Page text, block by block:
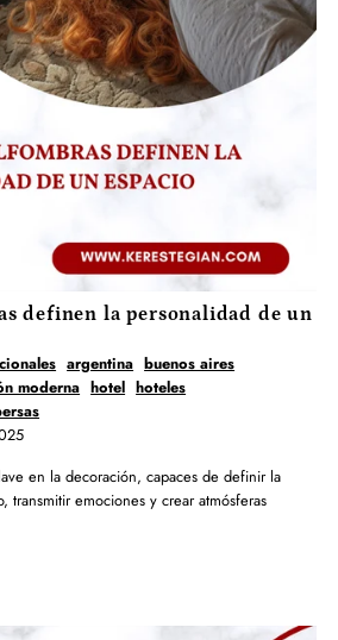
definen la personalidad de un
argentina buenos aires
moderna hotel hoteles
en la decoración, capaces de definir la
transmitir emociones y crear atmósferas